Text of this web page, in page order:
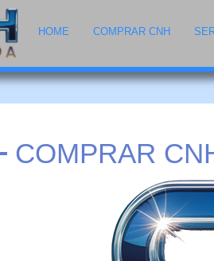
HOME COMPRAR CNH
COMPRAR